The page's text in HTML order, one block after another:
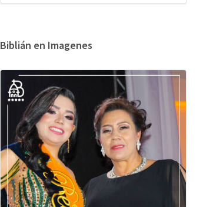
Biblián en Imagenes